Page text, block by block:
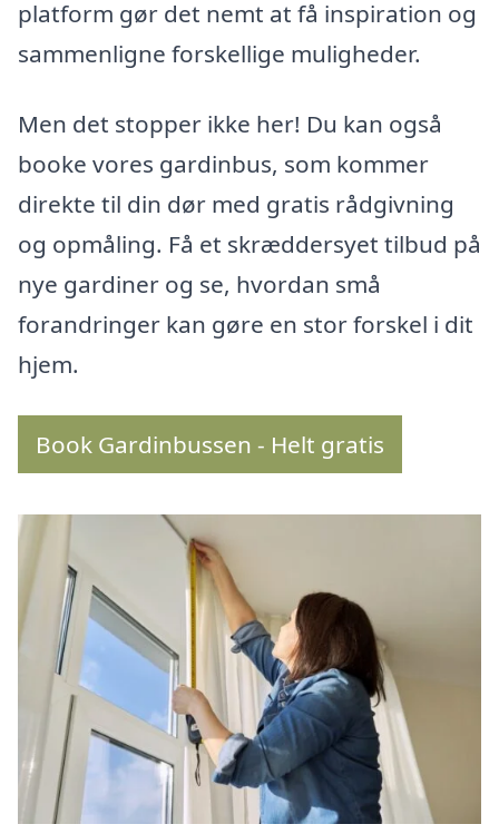
platform gør det nemt at få inspiration og
sammenligne forskellige muligheder.
Men det stopper ikke her! Du kan også
booke vores gardinbus, som kommer
direkte til din dør med gratis rådgivning
og opmåling. Få et skræddersyet tilbud på
nye gardiner og se, hvordan små
forandringer kan gøre en stor forskel i dit
hjem.
Book Gardinbussen - Helt gratis